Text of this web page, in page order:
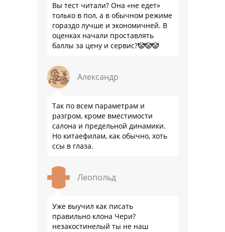
Вы тест читали? Она «не едет»
только в пол, а в обычном режиме
гораздо лучше и экономичней. В
оценках начали проставлять
баллы за цену и сервис?🤡🤡🤡
Александр
Так по всем параметрам и
разгром, кроме вместимости
салона и предельной динамики.
Но китаефилам, как обычно, хоть
ссы в глаза.
Леопольд
Уже выучил как писать
правильно клона Чери?
незакостинелый ты не наш